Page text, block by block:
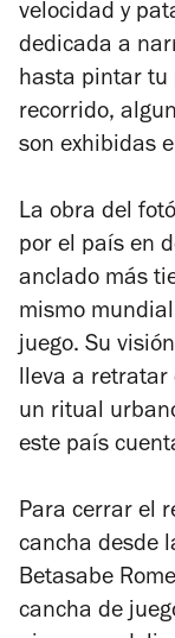
velocidad y
dedicada a
hasta pintar tu
recorrido,
son exhibidas
La obra del
por el país en
anclado más
mismo
juego. Su
lleva a retratar
un ritual
este país
Para cerrar el
cancha desde
Betasabe
cancha de